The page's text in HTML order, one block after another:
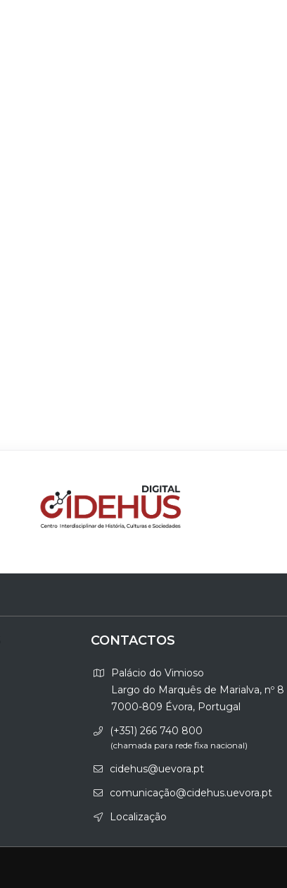
CONTACTOS
Palácio do Vimioso
Largo do Marquês de Marialva, nº 8
7000-809 Évora, Portugal
(+351) 266 740 800
(chamada para rede fixa nacional)
cidehus@uevora.pt
comunicação@cidehus.uevora.pt
Localização